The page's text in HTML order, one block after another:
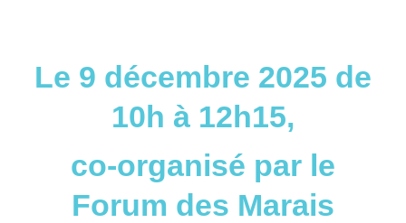
Le 9 décembre 2025 de
10h à 12h15,
co-organisé par le
Forum des Marais